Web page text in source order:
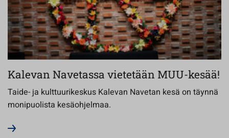
Kalevan Navetassa vietetään MUU-kesää!
Taide- ja kulttuurikeskus Kalevan Navetan kesä on täynnä
monipuolista kesäohjelmaa.